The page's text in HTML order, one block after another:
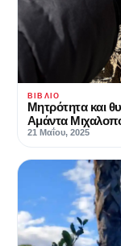
ΒΙΒΛΊΟ
Mητρότητα και
Αμάντα
21 Μαΐου, 2025